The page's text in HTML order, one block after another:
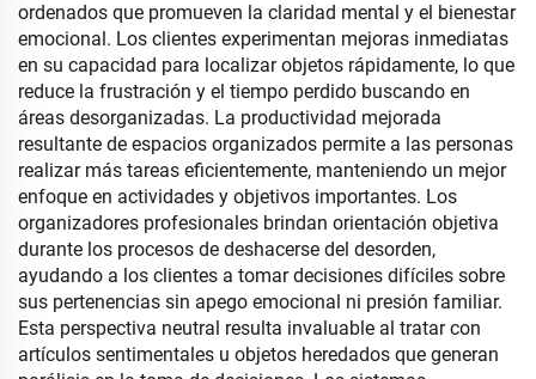
ordenados que promueven la claridad mental y el bienestar
emocional. Los clientes experimentan mejoras inmediatas
en su capacidad para localizar objetos rápidamente, lo que
reduce la frustración y el tiempo perdido buscando en
áreas desorganizadas. La productividad mejorada
resultante de espacios organizados permite a las personas
realizar más tareas eficientemente, manteniendo un mejor
enfoque en actividades y objetivos importantes. Los
organizadores profesionales brindan orientación objetiva
durante los procesos de deshacerse del desorden,
ayudando a los clientes a tomar decisiones difíciles sobre
sus pertenencias sin apego emocional ni presión familiar.
Esta perspectiva neutral resulta invaluable al tratar con
artículos sentimentales u objetos heredados que generan